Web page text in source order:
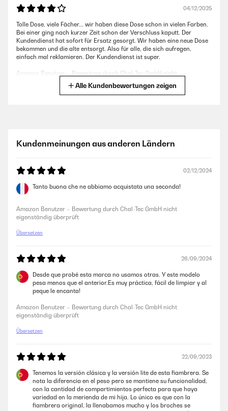
04/12/2025
Tolle Dose, viele Fächer... wir haben diese Dose schon in vielen Farben.
Bei einer ging nach kurzer Zeit schon der Verschluss kaputt. Der
Kundendienst hat sofort für Ersatz gesorgt. Wir haben eine neue Dose
bekommen und die alte entsorgt. Also für alle, die sich aufregen,
einfach mal reklamieren. Der Kundendienst ist super.
Amazon Benutzer – Bewertung durch Chal-Tec GmbH nicht
eigenständig überprüft
Jahr der Verschluss abgebrochen. Klarstein kontaktiert, nach gut 4-
den Verkäufer wenden..... Nachdem ich mehrere kenne, die das
Problemit den Verschlüssen haben wird die nächste Box von einem
anderen Anbieter sein.
eigenständig überprüft
Die Brotdose wird bei uns geliebt, gute Aufteilung. Bei uns ist der
Verschluss abgebrochen, Reklamation ohne Probleme und super
schnell! Wird jederzeit gerne wieder gekauft!
Amazon Benutzer – Bewertung durch Chal-Tec GmbH nicht
eigenständig überprüft
freundliche Abwicklung. Danke%
Amazon Benutzer – Bewertung durch Chal-Tec GmbH nicht
eigenständig überprüft
19/05/2025
Alle Kundenbewertungen zeigen
Kundenmeinungen aus anderen Ländern
02/12/2024
Tanto buona che ne abbiamo acquistata una seconda!
Amazon Benutzer – Bewertung durch Chal-Tec GmbH nicht
eigenständig überprüft
Übersetzen
26/09/2024
Desde que probé esta marca no usamos otras. Y este modelo
pesa menos que el anterior.Es muy práctica, fácil de limpiar y al
peque le encanta!
Amazon Benutzer – Bewertung durch Chal-Tec GmbH nicht
eigenständig überprüft
Übersetzen
22/09/2023
Tenemos la versión clásica y la versión lite de esta fiambrera. Se
nota la diferencia en el peso pero se mantiene su funcionalidad,
con la cantidad de compartimientos perfecta para que haya
variedad en la merienda de mi hija. Lo único es que con la
fiambrera original, la llenabamos mucho y los broches se